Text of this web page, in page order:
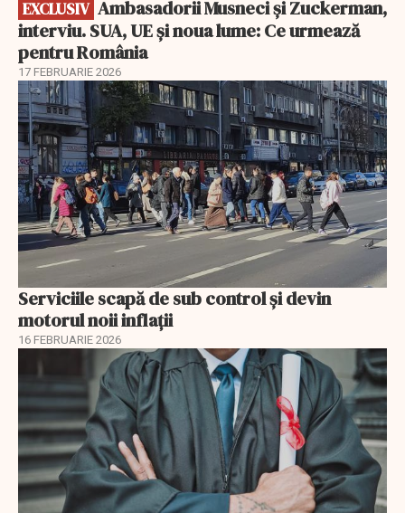
EXCLUSIV
interviu. SUA, UE și noua lume: Ce urmează
pentru România
17 FEBRUARIE 2026
Serviciile scapă de sub control și devin
motorul noii inflații
16 FEBRUARIE 2026